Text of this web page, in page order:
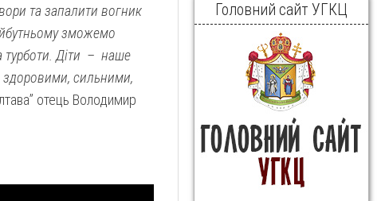
та запалити вогник
зможемо
турботи. Діти – наше
здоровими, сильними,
отець Володимир
Головний сайт УГКЦ